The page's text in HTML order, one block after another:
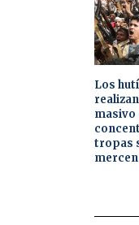
Los
tropas